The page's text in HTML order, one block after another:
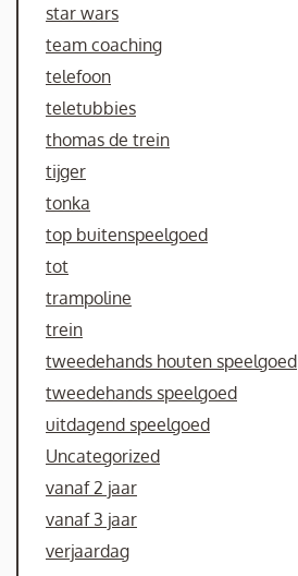
star wars
team coaching
telefoon
teletubbies
thomas de trein
tijger
tonka
top buitenspeelgoed
tot
trampoline
trein
tweedehands houten speelgoed
tweedehands speelgoed
uitdagend speelgoed
Uncategorized
vanaf 2 jaar
vanaf 3 jaar
verjaardag